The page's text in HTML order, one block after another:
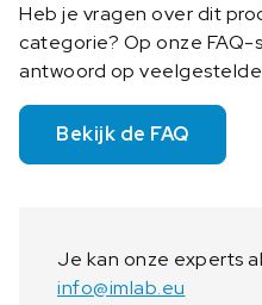
a
a
t
A
C
e
Heb je vragen over dit
categorie? Op onze FAQ-
antwoord op
Bekijk de FAQ
Je kan onze experts
info@imlab.eu